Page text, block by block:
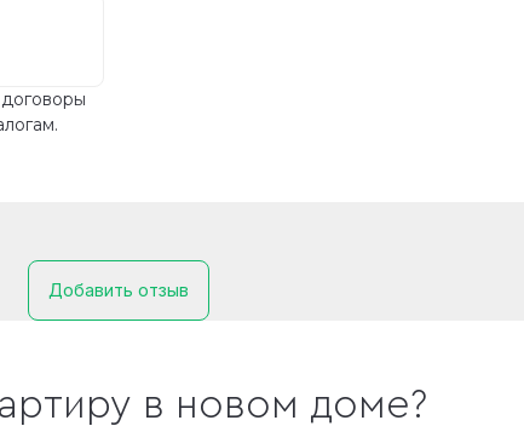
Добавить отзыв
в новом доме?